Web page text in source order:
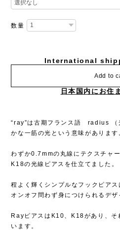
数量
International
Add to
日本国内にお住
“ray”は古期フランス語 radius （
かな一筋の光という意味があります
わずか0.7mmの丸線にテクスチャ
K18の光線ピアスを仕立てました。
程よく輝くシンプルなフックピアス
オンオフ問わず身につけられるデザ
RayピアスはK10、K18があり、そ
います。